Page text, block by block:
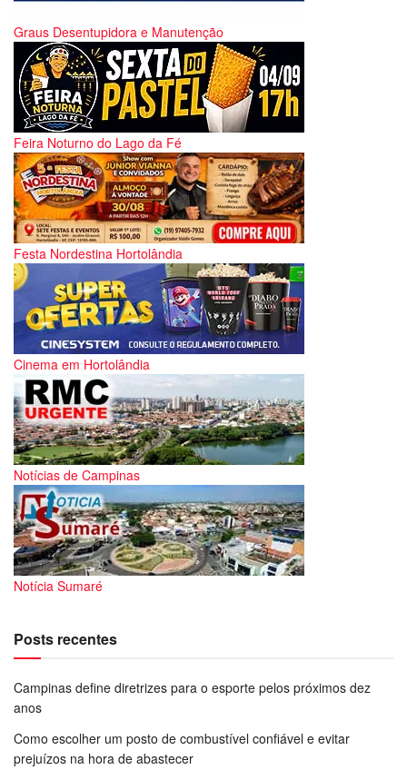
Graus Desentupidora e Manutenção
Feira Noturno do Lago da Fé
Festa Nordestina Hortolândia
Cinema em Hortolândia
Notícias de Campinas
Notícia Sumaré
Posts recentes
Campinas define diretrizes para o esporte pelos próximos dez
anos
Como escolher um posto de combustível confiável e evitar
prejuízos na hora de abastecer